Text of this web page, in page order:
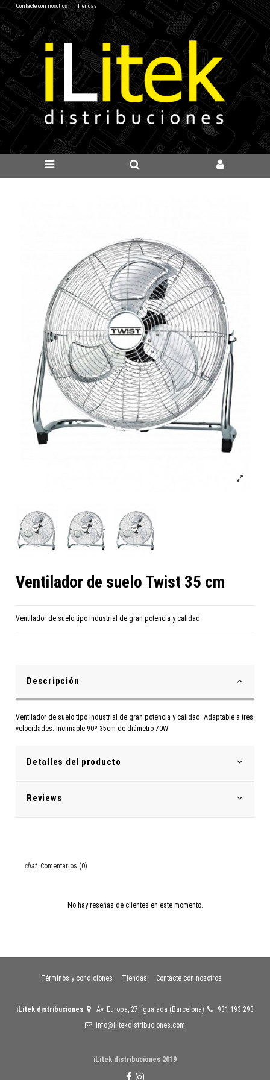
Contacte con nosotros Tiendas
Ventilador de suelo Twist 35 cm
Ventilador de suelo tipo industrial de gran potencia y calidad.
Descripción
Ventilador de suelo tipo industrial de gran potencia y calidad. Adaptable a tres
velocidades. Inclinable 90º 35cm de diámetro 70W
Detalles del producto
Reviews
Comentarios (0)
No hay reseñas de clientes en este momento.
Términos y condiciones Tiendas Contacte con nosotros
iLitek distribuciones Av. Europa, 27, Igualada (Barcelona)
931 193 293
info@ilitekdistribuciones.com
iLitek distribuciones 2019